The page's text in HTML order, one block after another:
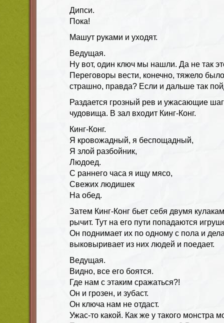
Дипси.
Пока!
Машут руками и уходят.
Ведущая.
Ну вот, один ключ мы нашли. Да не так
Переговоры вести, конечно, тяжело
страшно, правда? Если и дальше так
Раздается грозный рев и ужасающие
чудовища. В зал входит Кинг-Конг.
Кинг-Конг.
Я кровожадный, я беспощадный,
Я злой разбойник,
Людоед.
С раннего часа я ищу мясо,
Свежих людишек
На обед.
Затем Кинг-Конг бьет себя двумя
рычит. Тут на его пути попадаются
Он поднимает их по одному с пола и
выковыривает из них людей и поедает.
Ведущая.
Видно, все его боятся.
Где нам с этаким сражаться?!
Он и грозен, и зубаст.
Он ключа нам не отдаст.
Ужас-то какой. Как же у такого монстра